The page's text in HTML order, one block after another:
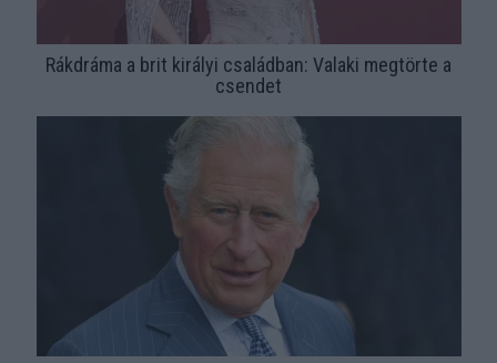
Rákdráma a brit királyi családban: Valaki megtörte a
csendet